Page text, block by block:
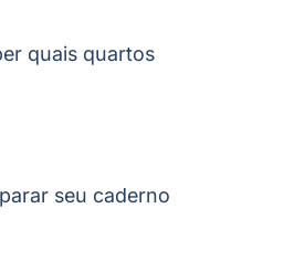
quais quartos
seu caderno